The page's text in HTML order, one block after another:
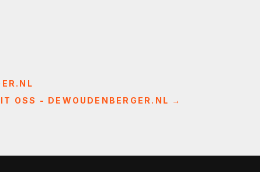
OSS - DEWOUDENBERGER.NL →